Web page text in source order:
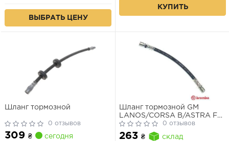
ВЫБРАТЬ ЦЕНУ
КУПИТЬ
Шланг тормозной
0 отзывов
309 ₴ сегодня
Шланг тормозной GM
LANOS/CORSA B/ASTRA F
93- задн.
0 отзывов
263 ₴ склад